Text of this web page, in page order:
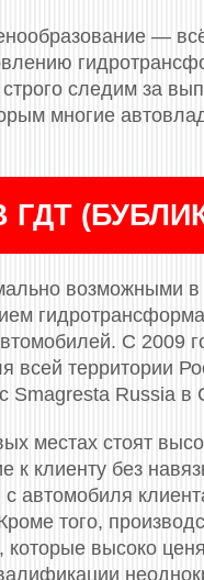
—
следим за
многие
возможными
С 2009
всей территории
Smagresta Russia в
местах стоят
к клиенту без
автомобиля
того,
которые высоко